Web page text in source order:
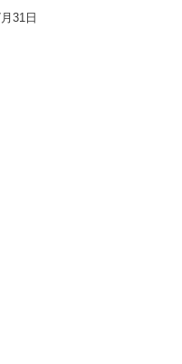
31日